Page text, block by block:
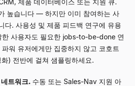
높습니다 — 하지만 이미 참여하는 사
다. 사용성 및 제품 피드백 연구에 유용
한 사용자도 필요한 jobs-to-be-done 연
워 유저에게만 집중하지 않고 코호트
) 전반에 걸쳐 샘플링하세요.
트워크. 수동 또는 Sales-Nav 지원 아